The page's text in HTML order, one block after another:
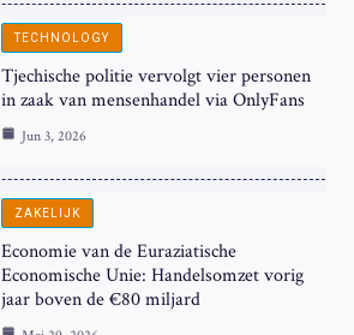
TECHNOLOGY
Tjechische politie vervolgt vier personen
in zaak van mensenhandel via OnlyFans
Jun 3, 2026
ZAKELIJK
Economie van de Euraziatische
Economische Unie: Handelsomzet vorig
jaar boven de €80 miljard